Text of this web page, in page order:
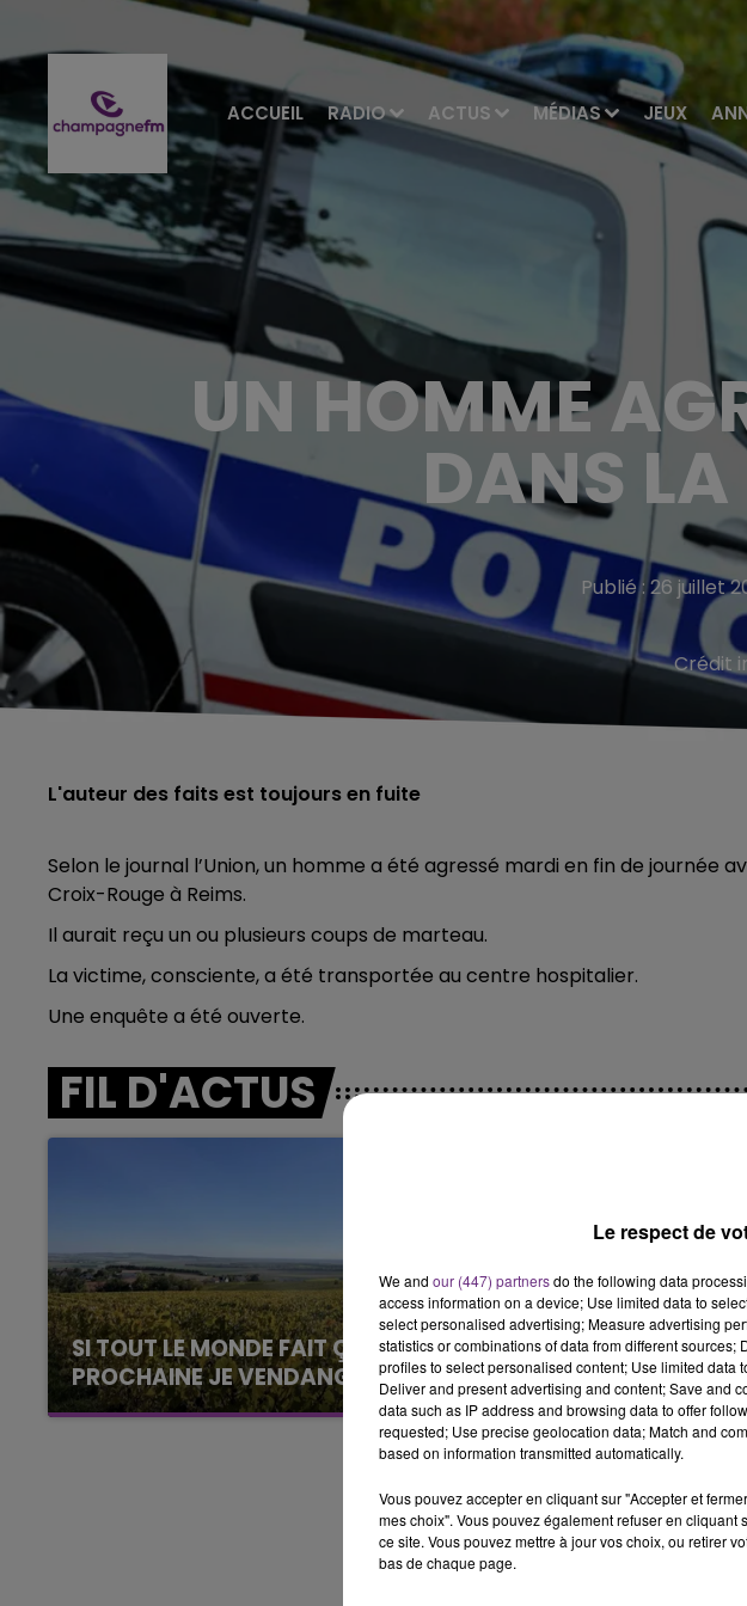
ACCUEIL RADIO ACTUS MÉDIAS JEUX
6h00 - 10h00
LA FAMILLE LE
UN HOMME
DANS LA
Publié : 26 juillet
Crédit
L'auteur des faits est toujours en fuite
Selon le journal l’Union, un homme a été agressé mardi en fin de journée
Croix-Rouge à Reims.
Il aurait reçu un ou plusieurs coups de marteau.
La victime, consciente, a été transportée au centre hospitalier.
Une enquête a été ouverte.
FIL D'ACTUS
SI TOUT LE MONDE FAIT ÇA, MOI L'ANNÉE
PROCHAINE JE VENDANGE EN...
La vendange en Champagne a débuté ce jeudi
6 août dans la commune de Montgueux (Aube).
L'ORDRE
Alors que les
2026 s'est
l'inspection
les conditions
Le respect de
We and our (447) partnersdo the following data
access information on a device; Use limited data to
select personalised advertising; Measure advertising
statistics or combinations of data from different
profiles to select personalised content; Use limited data
Deliver and present advertising and content; Save and
data such as IP address and browsing data to offer
requested; Use precise geolocation data; Match and
based on information transmitted automatically.
Vous pouvez accepter en cliquant sur "Accepter et
mes choix". Vous pouvez également refuser en
ce site. Vous pouvez mettre à jour vos choix, ou retirer
bas de chaque page.